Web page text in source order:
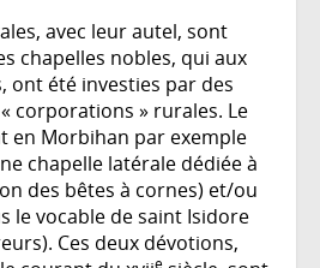
avec leur autel, sont
chapelles nobles, qui aux
ont été investies par des
corporations » rurales. Le
en Morbihan par exemple
chapelle latérale dédiée à
des bêtes à cornes) et/ou
le vocable de saint Isidore
Ces deux dévotions,
e